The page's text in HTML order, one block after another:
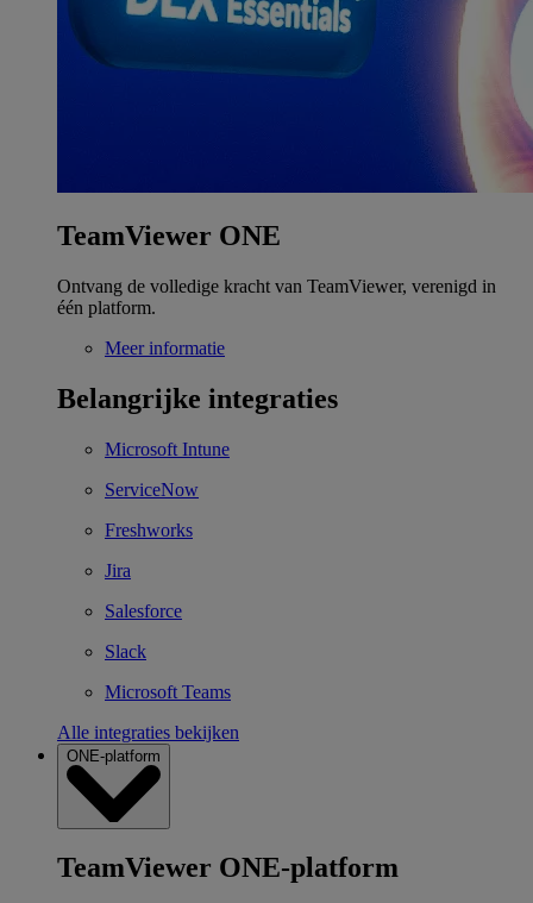
TeamViewer ONE
Ontvang de volledige kracht van TeamViewer, verenigd in
één platform.
Meer informatie
Belangrijke integraties
Microsoft Intune
ServiceNow
Freshworks
Jira
Salesforce
Slack
Microsoft Teams
Alle integraties bekijken
ONE-platform
TeamViewer ONE-platform